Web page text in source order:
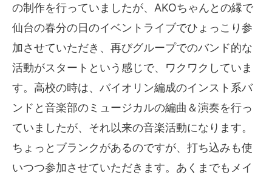
の制作を行っていましたが、AKOちゃんとの縁で
仙台の春分の日のイベントライブでひょっこり参
加させていただき、再びグループでのバンド的な
活動がスタートという感じで、ワクワクしていま
す。高校の時は、バイオリン編成のインスト系バ
ンドと音楽部のミュージカルの編曲＆演奏を行っ
ていましたが、それ以来の音楽活動になります。
ちょっとブランクがあるのですが、打ち込みも使
いつつ参加させていただきます。あくまでもメイ